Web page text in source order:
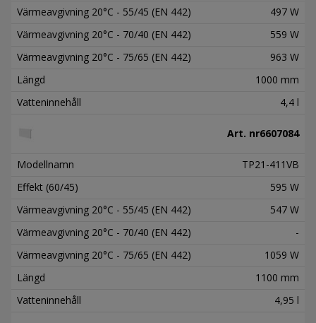
Värmeavgivning 20°C - 55/45 (EN 442)
497 W
Värmeavgivning 20°C - 70/40 (EN 442)
559 W
Värmeavgivning 20°C - 75/65 (EN 442)
963 W
Längd
1000 mm
Vatteninnehåll
4,4 l
Art. nr6607084
Modellnamn
TP21-411VB
Effekt (60/45)
595 W
Värmeavgivning 20°C - 55/45 (EN 442)
547 W
Värmeavgivning 20°C - 70/40 (EN 442)
-
Värmeavgivning 20°C - 75/65 (EN 442)
1059 W
Längd
1100 mm
Vatteninnehåll
4,95 l